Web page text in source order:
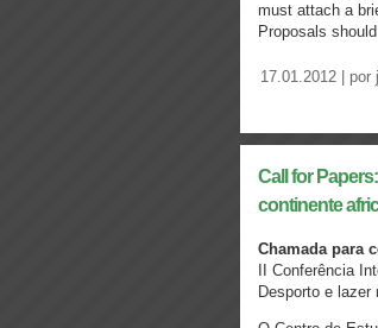
must attach a
Proposals
17.01.2012 | por
Call for
continente
Chamada para
II Conferência
Desporto e